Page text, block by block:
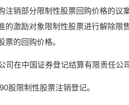
注销部分限制性股票回购价格的议
的激励对象限制性股票进行解除限
票的回购价格。
司在中国证券登记结算有限责任公
股限制性股票注销登记。